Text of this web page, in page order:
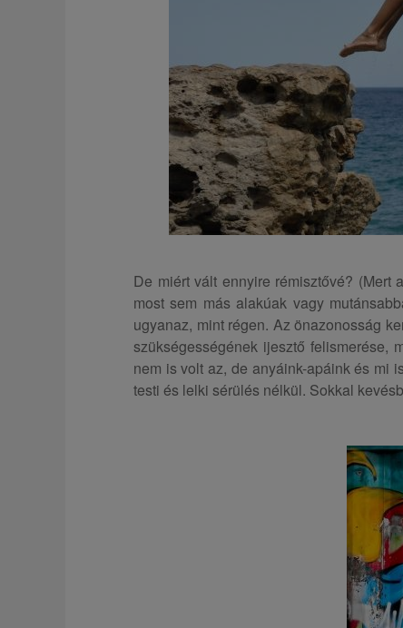
De miért vált ennyire rémisztővé? (Mert
most sem más alakúak vagy
ugyanaz, mint régen. Az önazonosság
szükségességének ijesztő felismerése,
nem is volt az, de anyáink-apáink és mi
testi és lelki sérülés nélkül. Sokkal